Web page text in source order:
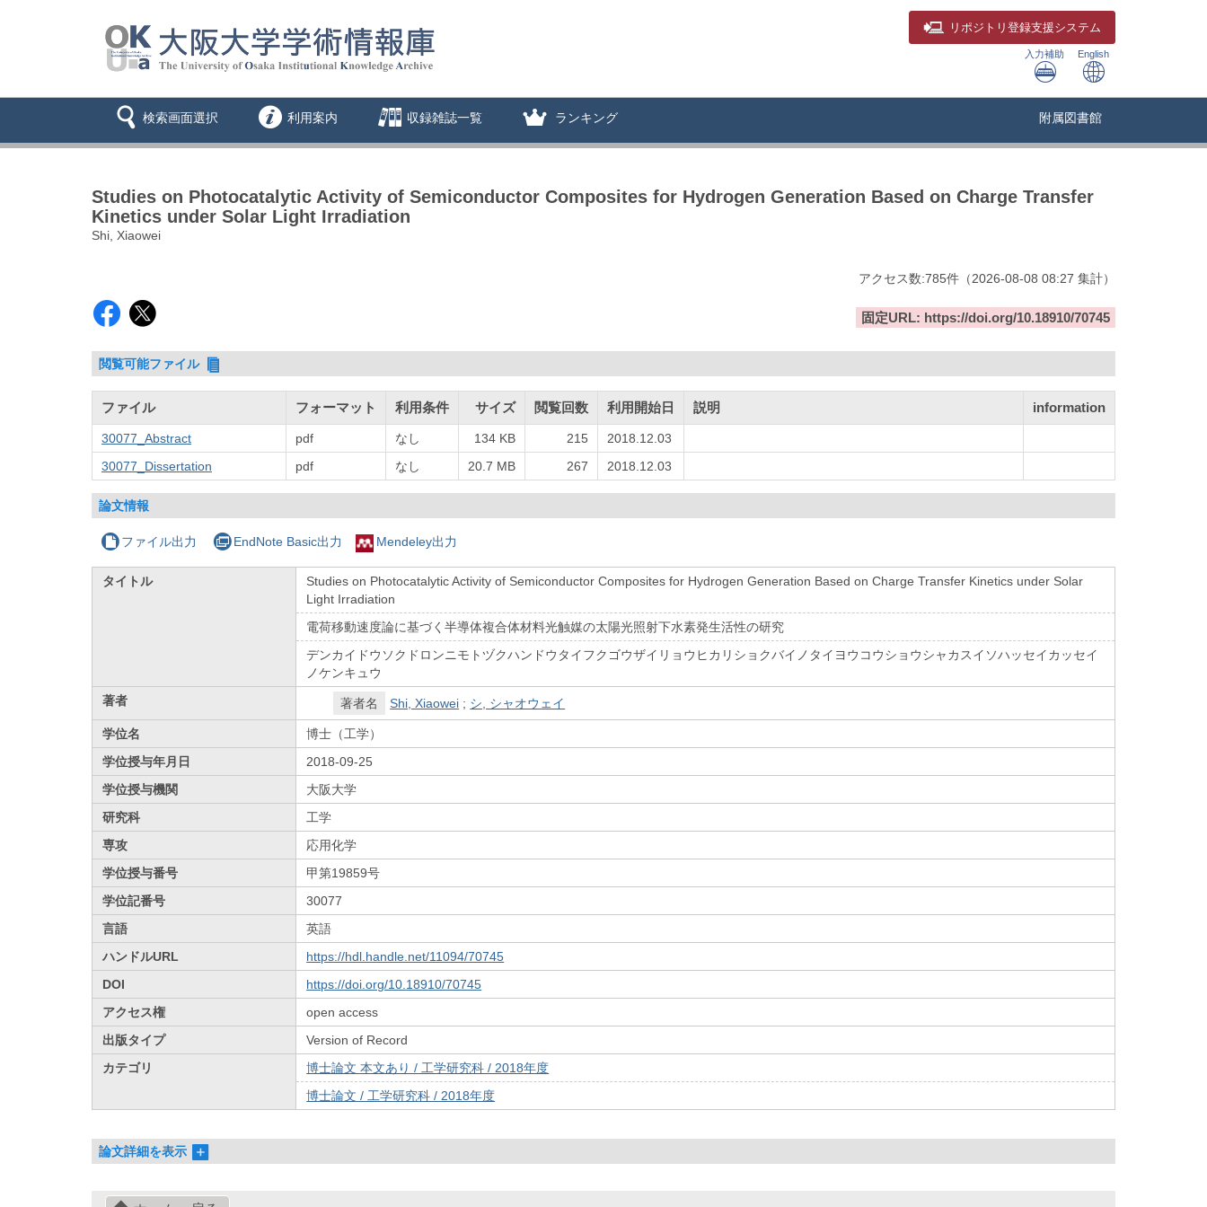
リポジトリ 登録支援システム
入力補助 English
検索画面選択 利用案内 収録雑誌一覧 ランキング 附属図書館
Studies on Photocatalytic Activity of Semiconductor Composites for Hydrogen Generation Based on Charge Transfer
Kinetics under Solar Light Irradiation
Shi, Xiaowei
アクセス数:785件 （2026-08-08 08:27 集計）
固定URL: https://doi.org/10.18910/70745
閲覧可能ファイル
ファイル フォーマット 利用条件 サイズ 閲覧回数 利用開始日 説明 information
30077_Abstract pdf なし 134 KB 215
2018.12.03
30077_Dissertation
pdf なし 20.7 MB 267 2018.12.03
論文情報
ファイル出力 EndNote Basic出力 Mendeley出力
タイトル
Studies on Photocatalytic Activity of Semiconductor Composites for Hydrogen Generation Based on Charge Transfer Kinetics under Solar
Light Irradiation
電荷移動速度論に基づく半導体複合体材料光触媒の太陽光照射下水素発生活性の研究
デンカイドウソクドロンニモトヅクハンドウタイフクゴウザイリョウヒカリショクバイノタイヨウコウショウシャカスイソハッセイカッセイ
ノケンキュウ
著者
著者名 Shi, Xiaowei ; シ, シャオウェイ
学位名
博士（工学）
学位授与年月日
2018-09-25
学位授与機関
大阪大学
研究科
工学
専攻
応用化学
学位授与番号
甲第19859号
学位記番号
30077
言語
英語
ハンドルURL
https://hdl.handle.net/11094/70745
DOI
https://doi.org/10.18910/70745
アクセス権
open access
出版タイプ
Version of Record
カテゴリ
博士論文 本文あり / 工学研究科 / 2018年度
博士論文 / 工学研究科 / 2018年度
論文詳細を表示